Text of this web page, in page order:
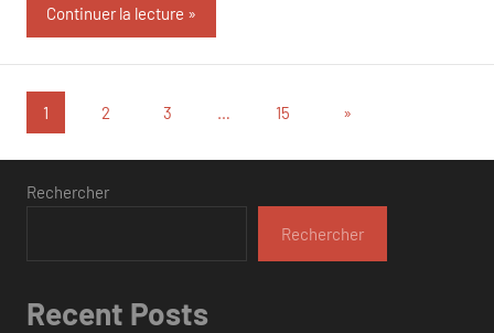
Continuer la lecture
Pagination
des
publications
1 2 3 … 15
Articles
»
Rechercher
Rechercher
Recent Posts